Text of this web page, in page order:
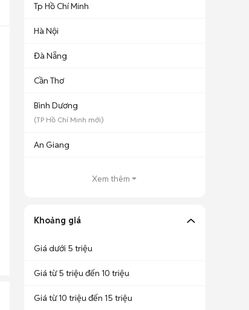
Tp Hồ Chí Minh
Hà Nội
Đà Nẵng
Cần Thơ
Bình Dương
(TP Hồ Chí Minh mới)
An Giang
Xem thêm
Khoảng giá
Giá dưới 5 triệu
Giá từ 5 triệu đến 10 triệu
Giá từ 10 triệu đến 15 triệu